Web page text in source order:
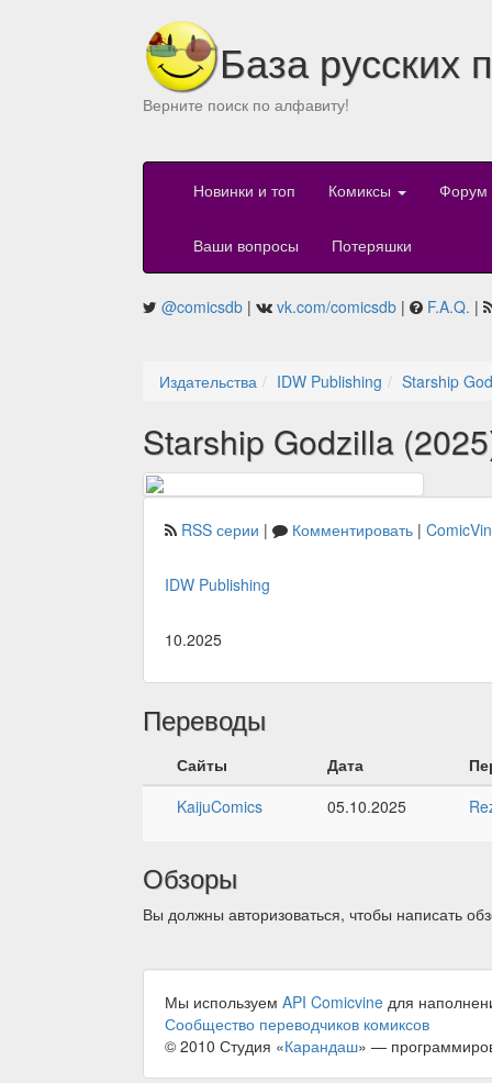
База русских
Верните поиск по алфавиту!
Новинки и топ Комиксы Форум
Ваши вопросы Потеряшки
@comicsdb | vk.com/comicsdb | F.A.Q. |
Издательства IDW Publishing Starship
Starship Godzilla
RSS серии | Комментировать |
IDW Publishing
10.2025
Переводы
Сайты Дата
KaijuComics
05.10.2025
Обзоры
Вы должны авторизоваться, чтобы написать
Мы используем API Comicvine для
Сообщество переводчиков комиксов
© 2010 Студия «Карандаш» —